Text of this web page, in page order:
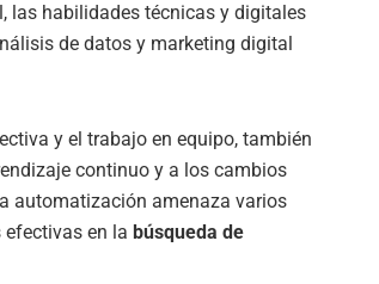
las habilidades técnicas y digitales
de datos y marketing digital
y el trabajo en equipo, también
continuo y a los cambios
automatización amenaza varios
efectivas en la búsqueda de